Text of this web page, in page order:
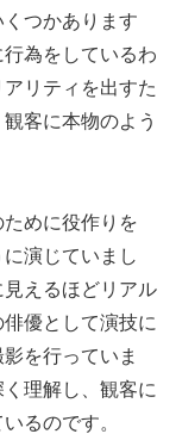
つかあります
為をしているわ
リティを出すた
客に本物のよう
めに役作りを
演じていまし
えるほどリアル
優として演技に
を行っていま
理解し、観客に
るのです。